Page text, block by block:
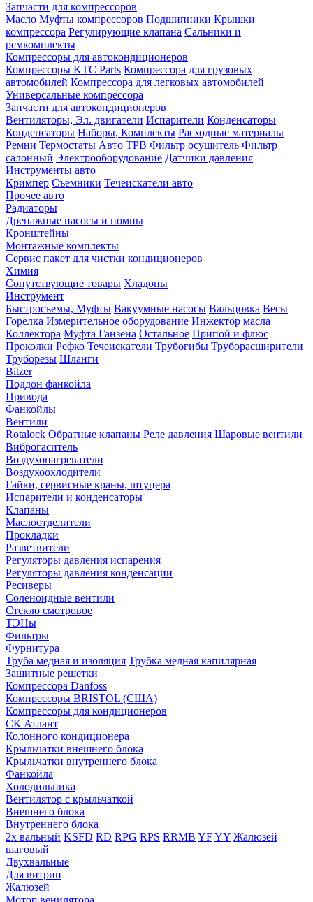
Запчасти для компрессоров
Масло Муфты компрессоров Подшипники Крышки
компрессора Регулирующие клапана Сальники и
ремкомплекты
Компрессоры для автокондиционеров
Компрессоры KTC Parts Компрессора для грузовых
автомобилей Компрессора для легковых автомобилей
Универсальные компрессора
Запчасти для автокондиционеров
Вентиляторы, Эл. двигатели Испарители Конденсаторы
Конденсаторы Наборы, Комплекты Расходные материалы
Ремни Термостаты Авто ТРВ Фильтр осушитель Фильтр
салонный Электрооборудование Датчики давления
Инструменты авто
Кримпер Съемники Течеискатели авто
Прочее авто
Радиаторы
Дренажные насосы и помпы
Кронштейны
Монтажные комплекты
Сервис пакет для чистки кондиционеров
Химия
Сопутствующие товары Хладоны
Инструмент
Быстросъемы, Муфты Вакуумные насосы Вальцовка Весы
Горелка Измерительное оборудование Инжектор масла
Коллектора Муфта Ганзена Остальное Припой и флюс
Проколки Рефко Течеискатели Трубогибы Труборасширители
Труборезы Шланги
Bitzer
Поддон фанкойла
Привода
Фанкойлы
Вентили
Rotalock Обратные клапаны Реле давления Шаровые вентили
Виброгаситель
Воздухонагреватели
Воздухоохлодители
Гайки, сервисные краны, штуцера
Испарители и конденсаторы
Клапаны
Маслоотделители
Прокладки
Разветвители
Регуляторы давления испарения
Регуляторы давления конденсации
Ресиверы
Соленоидные вентили
Стекло смотровое
ТЭНы
Фильтры
Фурнитура
Труба медная и изоляция Трубка медная капилярная
Защитные решетки
Компрессора Danfoss
Компрессоры BRISTOL (США)
Компрессоры для кондиционеров
СК Атлант
Колонного кондиционера
Крыльчатки внешнего блока
Крыльчатки внутреннего блока
Фанкойла
Холодильника
Вентилятор с крыльчаткой
Внешнего блока
Внутреннего блока
2х вальный KSFD RD RPG RPS RRMB YFYY Жалюзей
шаговый
Двухвальные
Для витрин
Жалюзей
Мотор венилятора